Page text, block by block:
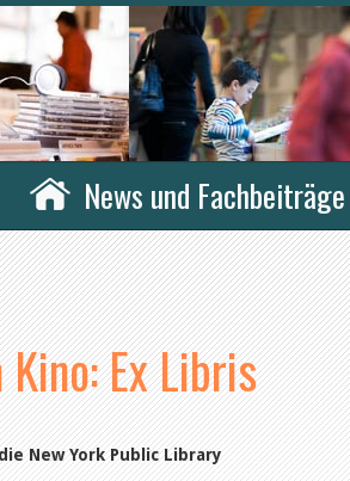
News und Fachbeiträge
Ex Libris
New York Public Library